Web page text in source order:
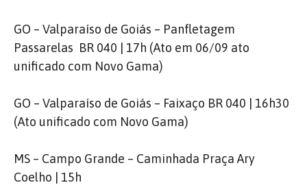
GO – Valparaíso de Goiás – Panfletagem
Passarelas BR 040 | 17h (Ato em 06/09 ato
unificado com Novo Gama)
GO – Valparaíso de Goiás – Faixaço BR 040 | 16h30
(Ato unificado com Novo Gama)
MS – Campo Grande – Caminhada Praça Ary
Coelho | 15h